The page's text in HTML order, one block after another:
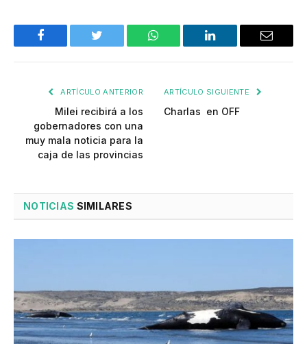
Facebook Twitter WhatsApp LinkedIn Email
ARTÍCULO ANTERIOR
Milei recibirá a los
gobernadores con una
muy mala noticia para la
caja de las provincias
ARTÍCULO SIGUIENTE
Charlas en OFF
NOTICIAS SIMILARES